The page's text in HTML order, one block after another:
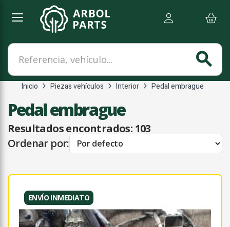
Referencia, vehículo...
search
Inicio Piezas vehículos Interior Pedal embrague
Pedal embrague
Resultados encontrados: 103
Ordenar por:
ENVÍO INMEDIATO